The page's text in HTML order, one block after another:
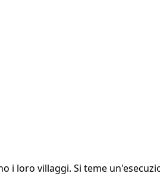
i loro villaggi. Si teme